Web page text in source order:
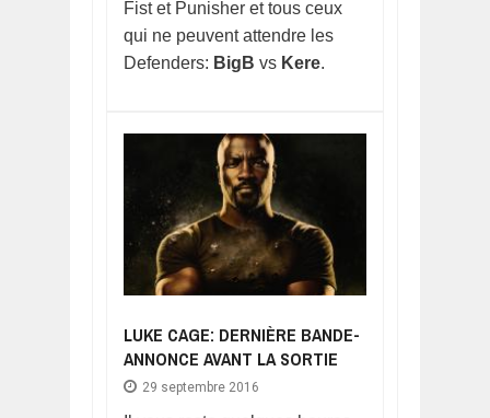
Fist et Punisher et tous ceux
qui ne peuvent attendre les
Defenders: BigB vs Kere.
LUKE CAGE: DERNIÈRE BANDE-
ANNONCE AVANT LA SORTIE
29 septembre 2016